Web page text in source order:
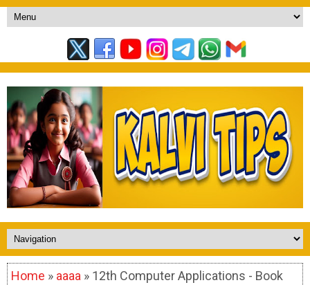
Home » aaaa » 12th Computer Applications - Book